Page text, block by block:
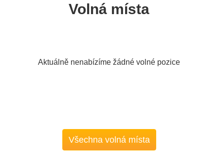
Volná místa
Aktuálně nenabízíme žádné volné pozice
Všechna volná místa